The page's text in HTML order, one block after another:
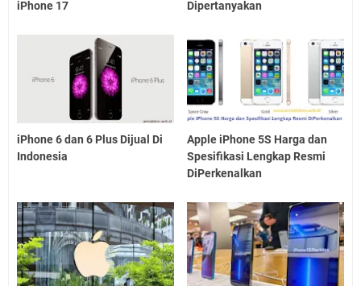
iPhone 17 Dipertanyakan
iPhone 6 dan 6 Plus Dijual Di
Indonesia
Apple iPhone 5S Harga dan
Spesifikasi Lengkap Resmi
DiPerkenalkan